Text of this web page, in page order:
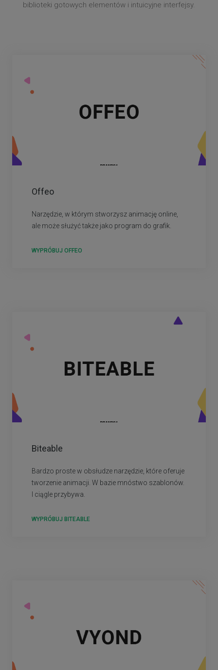
biblioteki gotowych elementów i intuicyjne interfejsy.
Offeo
Narzędzie, w którym stworzysz animację online,
ale może służyć także jako program do grafik.
WYPRÓBUJ OFFEO
Biteable
Bardzo proste w obsłudze narzędzie, które oferuje
tworzenie animacji. W bazie mnóstwo szablonów.
I ciągle przybywa.
WYPRÓBUJ BITEABLE